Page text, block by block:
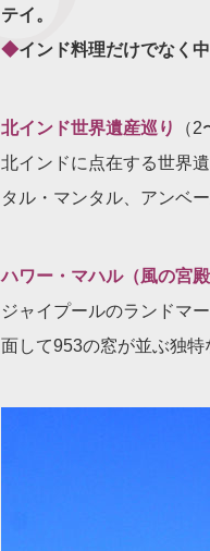
テイ。
◆インド料理だけでなく
北インド世界遺産巡り
（
北インドに点在する世界
タル・マンタル、アンベ
ハワー・マハル（風の宮殿
ジャイプールのランドマ
面して953の窓が並ぶ独特